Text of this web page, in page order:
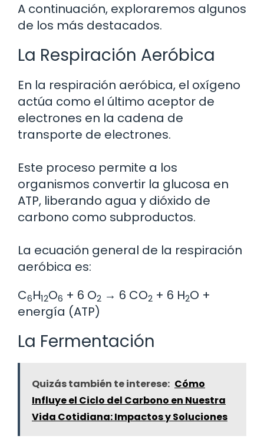
A continuación, exploraremos algunos
de los más destacados.
La Respiración Aeróbica
En la respiración aeróbica, el oxígeno
actúa como el último aceptor de
electrones en la cadena de
transporte de electrones.
Este proceso permite a los
organismos convertir la glucosa en
ATP, liberando agua y dióxido de
carbono como subproductos.
La ecuación general de la respiración
aeróbica es:
C6H12O6 + 6 O2 → 6 CO2 + 6 H2O +
energía (ATP)
La Fermentación
Quizás también te interese: Cómo
Influye el Ciclo del Carbono en Nuestra
Vida Cotidiana: Impactos y Soluciones